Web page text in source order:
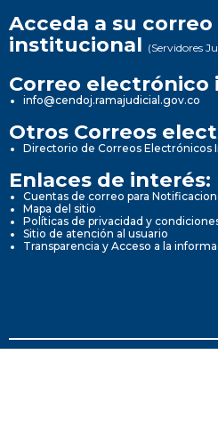
Acceda a su
institucional (Servidores
Correo
info@cendoj.ramajudicial.gov.co
Otros Correos
Directorio de Correos Electrónicos
Enlaces de interés:
Cuentas de correo para
Mapa del sitio
Políticas de privacidad y
Sitio de atención al usuario
Transparencia y Acceso a la